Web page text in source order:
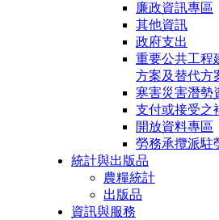
廉政資訊專區
其他資訊
政府支出
重要公共工程
方案及替代方
寒害災害潛勢
支付或接受之
開放資料專區
勞務承攬派駐
統計與出版品
農糧統計
出版品
資訊與服務